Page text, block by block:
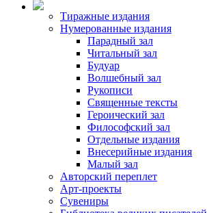
Тиражные издания
Нумерованные издания
Парадный зал
Читальный зал
Будуар
Волшебный зал
Рукописи
Священные тексты
Героический зал
Философский зал
Отдельные издания
Внесерийные издания
Малый зал
Авторский переплет
Арт-проекты
Сувениры